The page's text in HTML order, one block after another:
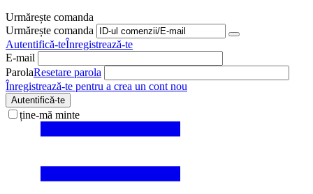
Urmărește comanda
Urmărește comanda
Autentifică-teÎnregistrează-te
E-mail
ParolaResetare parola
Înregistrează-te pentru a crea un cont nou
Autentifică-te
ține-mă minte